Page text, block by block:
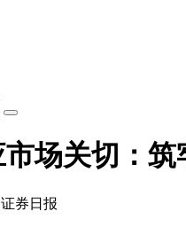
场关切：
券日报